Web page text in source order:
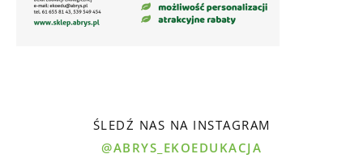
ŚLEDŹ NAS NA INSTAGRAM
@ABRYS_EKOEDUKACJA